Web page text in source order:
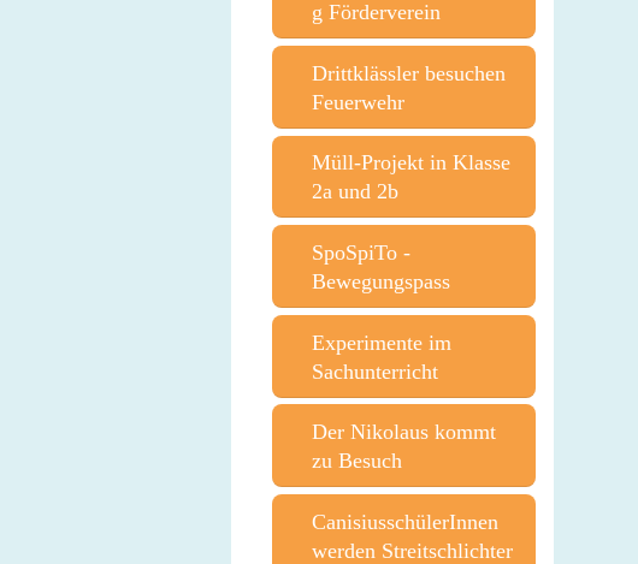
g Förderverein
Drittklässler besuchen
Feuerwehr
Müll-Projekt in Klasse
2a und 2b
SpoSpiTo -
Bewegungspass
Experimente im
Sachunterricht
Der Nikolaus kommt
zu Besuch
CanisiusschülerInnen
werden Streitschlichter